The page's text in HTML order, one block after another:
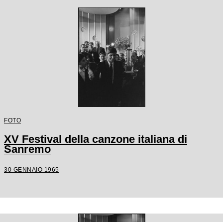
FOTO
XV Festival della canzone italiana di
Sanremo
30 GENNAIO 1965